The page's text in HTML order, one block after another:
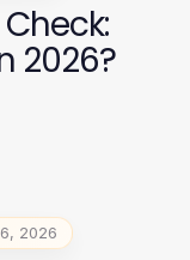
2026?
2026